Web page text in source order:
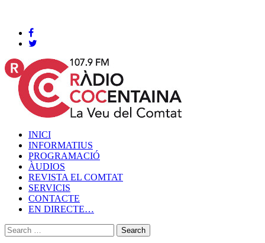
INICI
INFORMATIUS
PROGRAMACIÓ
ÀUDIOS
REVISTA EL COMTAT
SERVICIS
CONTACTE
EN DIRECTE…